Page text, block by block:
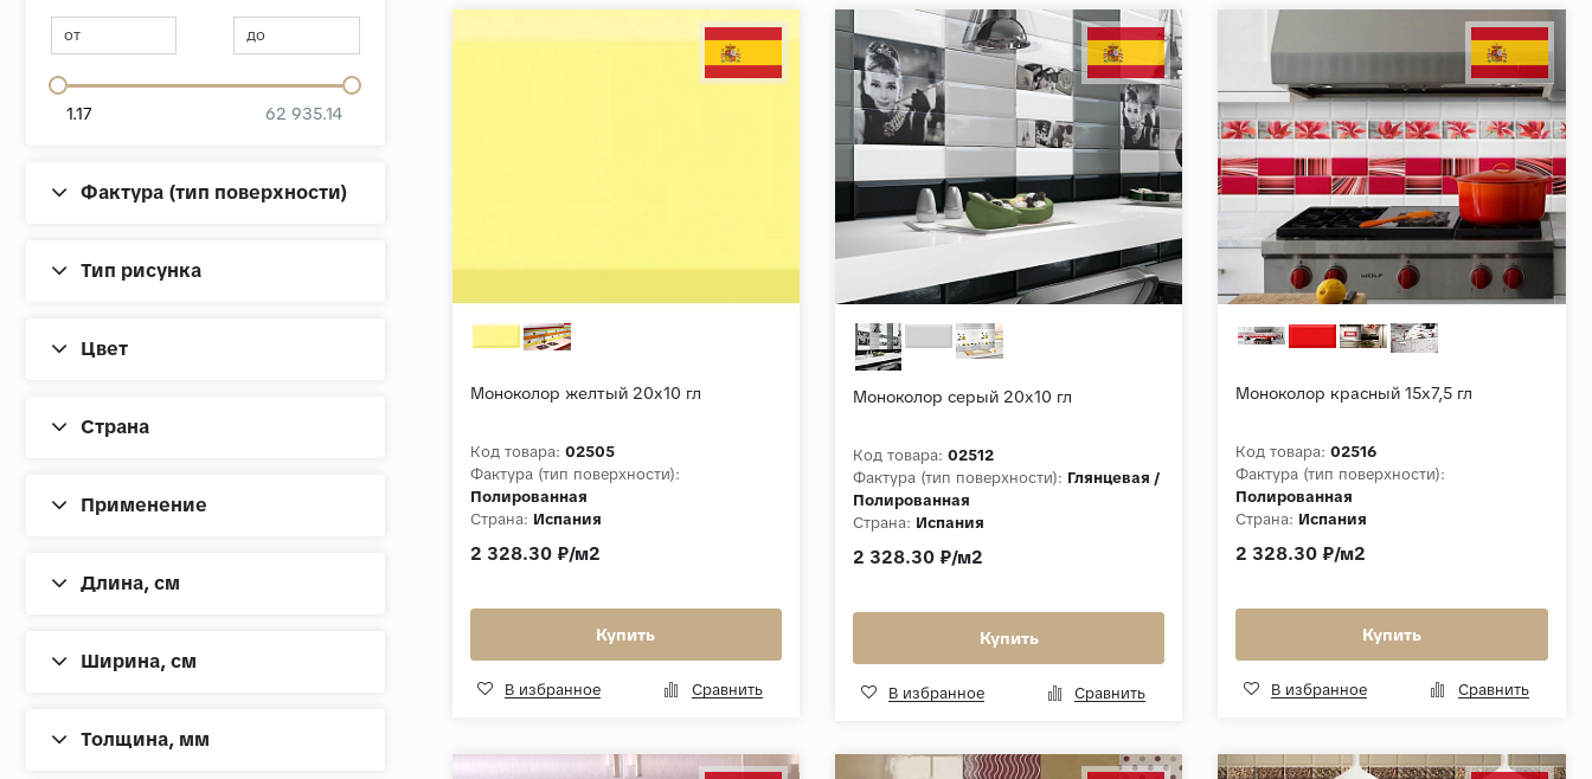
от до
1.17 62 935.14
Фактура (тип поверхности)
Тип рисунка
Цвет
Страна
Применение
Длина, cм
Ширина, cм
Толщина, мм
Моноколор желтый 20х10 гл
Код товара: 02505
Фактура (тип поверхности):
Полированная
Страна: Испания
2 328.30 ₽/м2
Купить
В избранное Сравнить
Моноколор серый 20х10 гл
Код товара: 02512
Фактура (тип поверхности): Глянцевая /
Полированная
Страна: Испания
2 328.30 ₽/м2
Купить
В избранное Сравнить
Моноколор красный 15х7,5 гл
Код товара: 02516
Фактура (тип поверхности):
Полированная
Страна: Испания
2 328.30 ₽/м2
Купить
В избранное Сравнить